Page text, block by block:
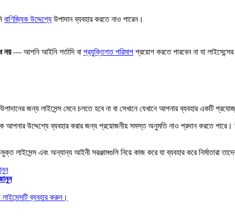
বাণিজ্যিক উদ্দেশ্যে উপাদান ব্যবহার করতে নাও পারেন।
নয়— আপনি আইনি শর্তাদি বা প্রযুক্তিগত পরিমাপ প্রয়োগ করতে পারবেন না যা
জন্য লাইসেন্স মেনে চলতে হবে না বা সেখানে যেখানে আপনার ব্যবহার একটি
আপনার উদ্দেশ্যে ব্যবহার করার জন্য প্রয়োজনীয় সমস্ত অনুমতি নাও প্রদান করতে
লাইসেন্স এবং অন্যান্য আইনী সরঞ্জামগুলি নিয়ে কাজ করে যা ব্যবহার করে নির্মাতারা
ব্যবহার করুন।